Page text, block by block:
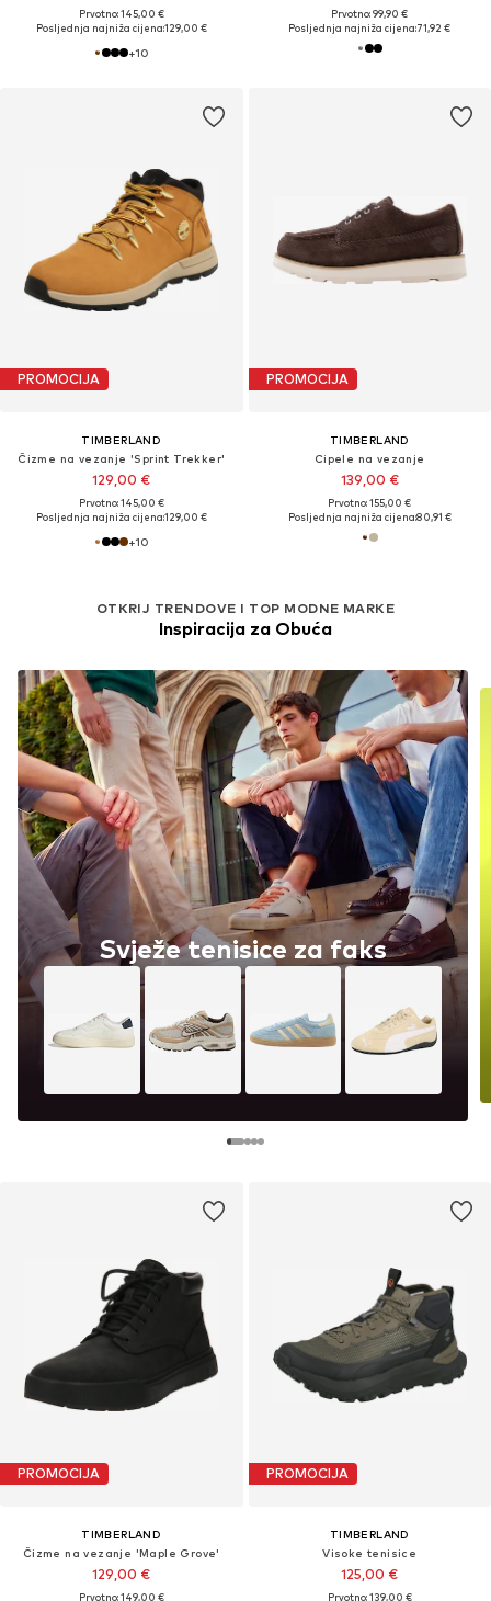
Prvotno: 145,00 €
Posljednja najniža cijena:129,00 €
+10
Prvotno: 99,90 €
Posljednja najniža cijena:71,92 €
PROMOCIJA
TIMBERLAND
Čizme na vezanje 'Sprint Trekker'
129,00 €
Prvotno: 145,00 €
Posljednja najniža cijena:129,00 €
+10
PROMOCIJA
TIMBERLAND
Cipele na vezanje
139,00 €
Prvotno: 155,00 €
Posljednja najniža cijena:80,91 €
PROMOCIJA
TIMBERLAND
Čizme na vezanje 'Maple Grove'
129,00 €
Prvotno: 149,00 €
PROMOCIJA
TIMBERLAND
Visoke tenisice
125,00 €
Prvotno: 139,00 €
OTKRIJ TRENDOVE I TOP MODNE MARKE
Inspiracija za Obuća
Svježe tenisice za faks